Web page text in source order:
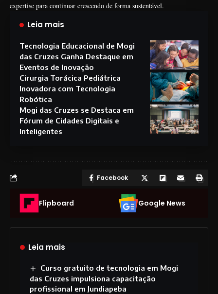
expertise para continuar crescendo de forma sustentável.
Leia mais
Tecnologia Educacional de Mogi
das Cruzes Ganha Destaque em
Eventos de Inovação
Cirurgia Torácica Pediátrica
Inovadora com Tecnologia
Robótica
Mogi das Cruzes se Destaca em
Fórum de Cidades Digitais e
Inteligentes
Facebook
Flipboard Google News
Leia mais
Curso gratuito de tecnologia em Mogi
das Cruzes impulsiona capacitação
profissional em Jundiapeba